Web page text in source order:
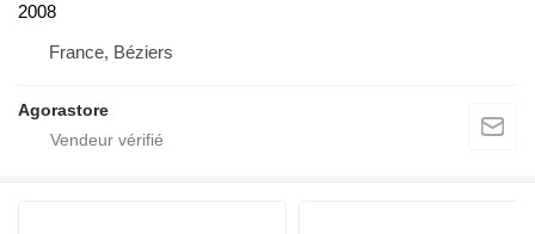
2008
France, Béziers
Agorastore